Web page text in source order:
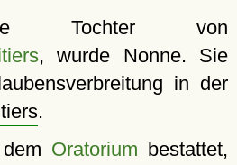
Tochter von
, wurde Nonne. Sie
in der
.
Oratorium bestattet,